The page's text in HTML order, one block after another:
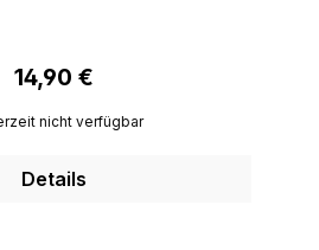
Regulärer Preis:
14,90 €
nicht verfügbar
Details